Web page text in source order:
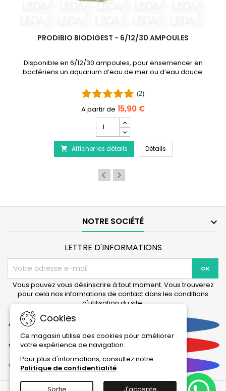
PRODIBIO BIODIGEST - 6/12/30 AMPOULES
Disponible en 6/12/30 ampoules, pour ensemencer en
bactériens un aquarium d’eau de mer ou d’eau douce.
(2)
15,90 €
quantité
du
produit
PRODIBIO
BioDigest
 Afficher les détails DétailsPRODIBIO
NOTRE SOCIÉTÉ 
Cookies
Ce magasin utilise des cookies pour améliorer
votre expérience de navigation.
Pour plus d'informations, consultez notre
Politique de confidentialité.
LETTRE D'INFORMATIONS
Vous pouvez vous désinscrire à tout moment. Vous trouverez
pour cela nos informations de contact dans les conditions
d'utilisation du site.
YouTube
Instagram